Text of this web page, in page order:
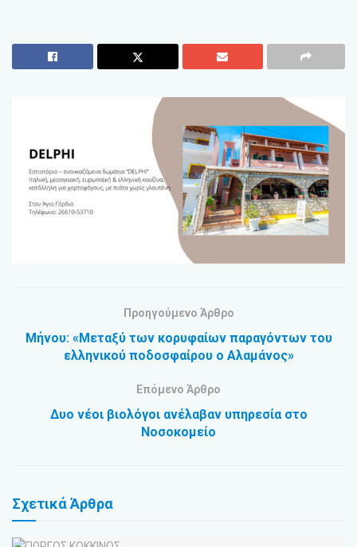
Προηγούμενο Άρθρο
Μήνου: «Μεταξύ των κορυφαίων παραγόντων του
ελληνικού ποδοσφαίρου ο Αλαμάνος»
Επόμενο Άρθρο
Δυο νέοι βιολόγοι ανέλαβαν υπηρεσία στο
Νοσοκομείο
ΣχετικάΆρθρα